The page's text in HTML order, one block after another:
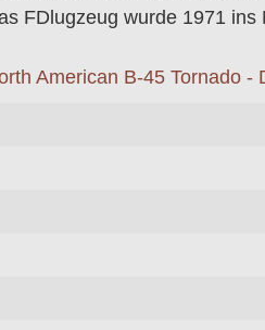
FDlugzeug wurde 1971